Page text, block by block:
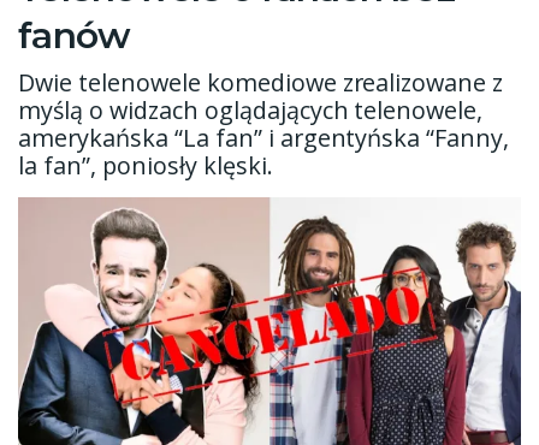
fanów
Dwie telenowele komediowe zrealizowane z
myślą o widzach oglądających telenowele,
amerykańska “La fan” i argentyńska “Fanny,
la fan”, poniosły klęski.